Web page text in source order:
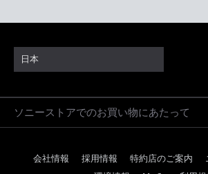
日本
ソニーストアでのお買い物にあたって
会社情報 採用情報 特約店のご案内